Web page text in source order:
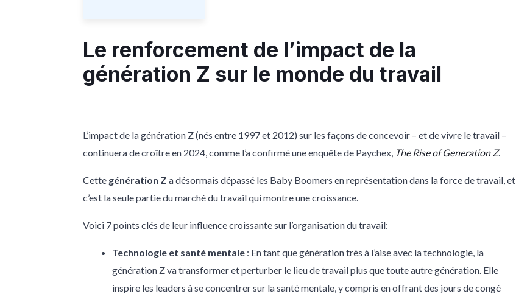
Le renforcement de l’impact de la
génération Z sur le monde du travail
L’impact de la génération Z (nés entre 1997 et 2012) sur les façons de concevoir – et de vivre le travail –
continuera de croître en 2024, comme l’a confirmé une enquête de Paychex, The Rise of Generation Z.
Cette génération Z a désormais dépassé les Baby Boomers en représentation dans la force de travail, et
c’est la seule partie du marché du travail qui montre une croissance.
Voici 7 points clés de leur influence croissante sur l’organisation du travail:
Technologie et santé mentale : En tant que génération très à l’aise avec la technologie, la
génération Z va transformer et perturber le lieu de travail plus que toute autre génération. Elle
inspire les leaders à se concentrer sur la santé mentale, y compris en offrant des jours de congé